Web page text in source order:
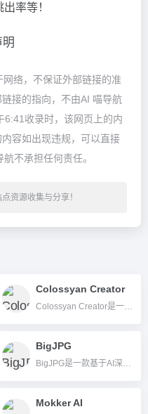
率等！
络，不保证外部链接的准
接的指向，不由AI 喵导航
6:41收录时，该网页上的内
容如出现违规，可以直接
不承担任何责任。
资源收集与分享！
Colossyan Creator
BigJPG
Mokker AI